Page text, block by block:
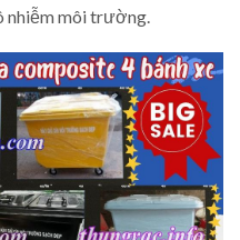
nhiễm môi trường.